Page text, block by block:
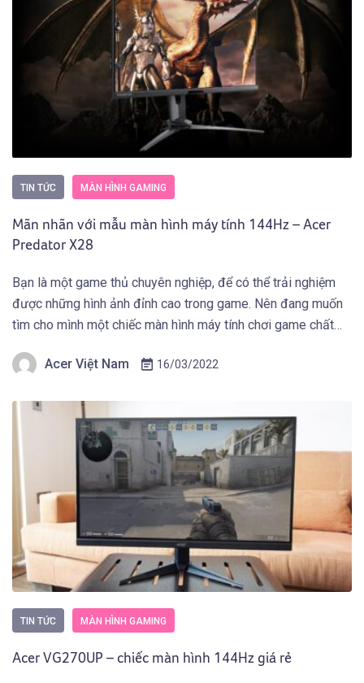
TIN TỨC MÀN HÌNH GAMING
Mãn nhãn với mẫu màn hình máy tính 144Hz – Acer
Predator X28
Bạn là một game thủ chuyên nghiệp, để có thể trải nghiệm
được những hình ảnh đỉnh cao trong game. Nên đang muốn
tìm cho mình một chiếc màn hình máy tính chơi game chất
năng khác để hỗ trợ game […]
Acer Việt Nam 16/03/2022
TIN TỨC MÀN HÌNH GAMING
Acer VG270UP – chiếc màn hình 144Hz giá rẻ